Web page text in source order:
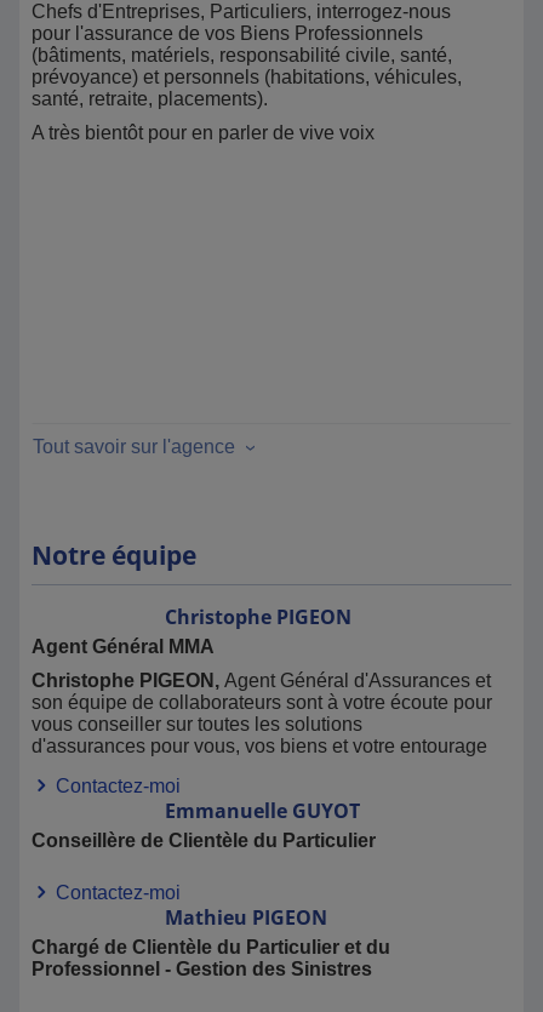
Chefs d'Entreprises, Particuliers, interrogez-nous
pour l'assurance de vos Biens Professionnels
(bâtiments, matériels, responsabilité civile, santé,
prévoyance) et personnels (habitations, véhicules,
santé, retraite, placements).
A très bientôt pour en parler de vive voix
Tout savoir sur l'agence
Notre équipe
Christophe PIGEON
Agent Général MMA
Christophe PIGEON, Agent Général d'Assurances et
son équipe de collaborateurs sont à votre écoute pour
vous conseiller sur toutes les solutions
d'assurances pour vous, vos biens et votre entourage
Contactez-moi
Emmanuelle GUYOT
Conseillère de Clientèle du Particulier
Contactez-moi
Mathieu PIGEON
Chargé de Clientèle du Particulier et du
Professionnel - Gestion des Sinistres